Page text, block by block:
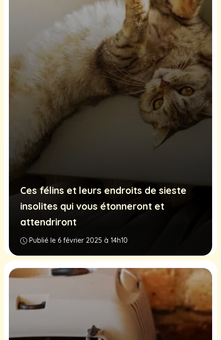
Ces félins et leurs endroits de sieste
insolites qui vous étonneront et
attendriront
Publié le 6 février 2025 à 14h10